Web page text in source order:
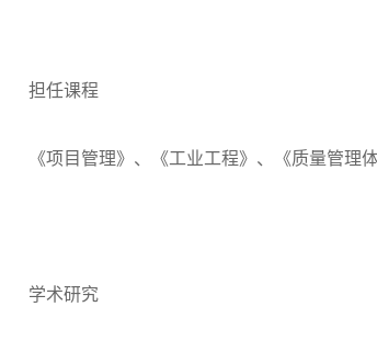
担任课程
《项目管理》、《工业工程》、《质量管理
学术研究